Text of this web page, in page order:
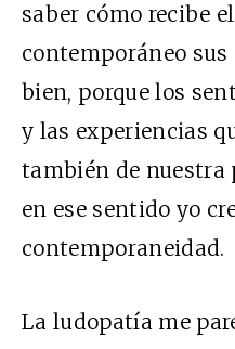
saber cómo recibe
contemporáneo sus
bien, porque los
y las experiencias
también de nuestra
en ese sentido yo
contemporaneidad.
La ludopatía me